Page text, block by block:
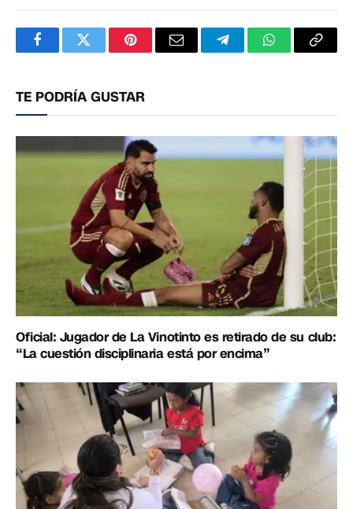
FacebookTwitterPinterestCorreoTelegramWhatsApp
TE PODRÍA GUSTAR
Oficial: Jugador de La Vinotinto es retirado de su club:
“La cuestión disciplinaria está por encima”